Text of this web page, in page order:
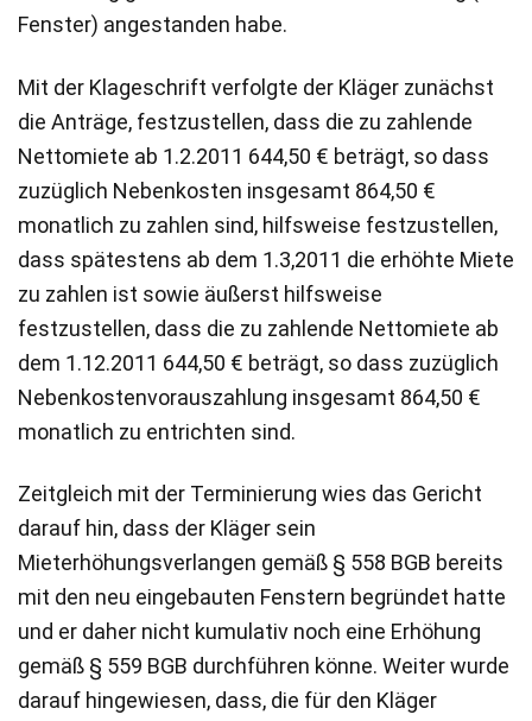
Fenster) angestanden habe.
Mit der Klageschrift verfolgte der Kläger zunächst
die Anträge, festzustellen, dass die zu zahlende
Nettomiete ab 1.2.2011 644,50 € beträgt, so dass
zuzüglich Nebenkosten insgesamt 864,50 €
monatlich zu zahlen sind, hilfsweise festzustellen,
dass spätestens ab dem 1.3,2011 die erhöhte Miete
zu zahlen ist sowie äußerst hilfsweise
festzustellen, dass die zu zahlende Nettomiete ab
dem 1.12.2011 644,50 € beträgt, so dass zuzüglich
Nebenkostenvorauszahlung insgesamt 864,50 €
monatlich zu entrichten sind.
Zeitgleich mit der Terminierung wies das Gericht
darauf hin, dass der Kläger sein
Mieterhöhungsverlangen gemäß § 558 BGB bereits
mit den neu eingebauten Fenstern begründet hatte
und er daher nicht kumulativ noch eine Erhöhung
gemäß § 559 BGB durchführen könne. Weiter wurde
darauf hingewiesen, dass, die für den Kläger